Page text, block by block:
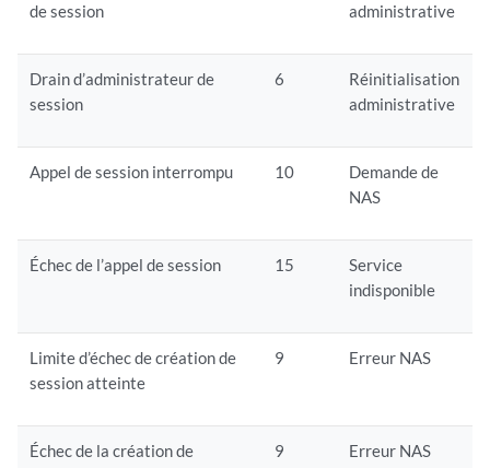
de session
administrative
Drain d’administrateur de
session
6
Réinitialisation
administrative
Appel de session interrompu 10
Demande de
NAS
Échec de l’appel de session 15
Service
indisponible
Limite d’échec de création de
session atteinte
9 Erreur NAS
Échec de la création de
9 Erreur NAS